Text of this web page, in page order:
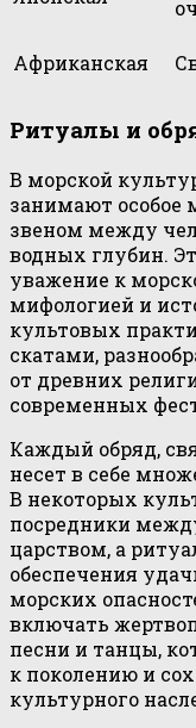
Африканская
Ритуалы и
В морской
занимают особое
звеном между
водных глубин.
уважение к
мифологией и
культовых
скатами,
от древних
современных
Каждый обряд,
несет в себе
В некоторых
посредники
царством, а
обеспечения
морских
включать
песни и танцы,
к поколению и
культурного